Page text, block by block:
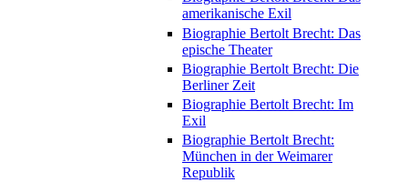
amerikanische Exil
Biographie Bertolt Brecht: Das
epische Theater
Biographie Bertolt Brecht: Die
Berliner Zeit
Biographie Bertolt Brecht: Im
Exil
Biographie Bertolt Brecht:
München in der Weimarer
Republik